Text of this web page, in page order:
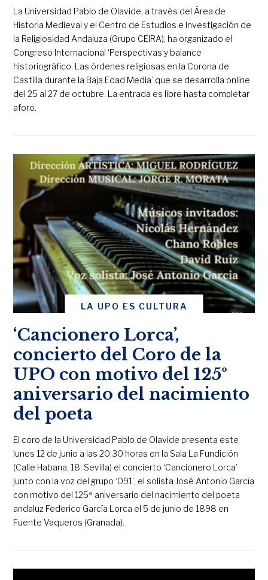
La Universidad Pablo de Olavide, a través del Área de
Historia Medieval y el Centro de Estudios e Investigación de
la Religiosidad Andaluza (Grupo CEIRA), ha organizado el
Congreso Internacional ‘Perspectivas y balance
historiográfico. Las órdenes religiosas en la Corona de
Castilla durante la Baja Edad Media’ que se desarrolla online
del 25 al 27 de octubre. La entrada es libre hasta completar
aforo.
LA UPO ES CULTURA
‘Cancionero Lorca’,
concierto del Coro de la
UPO con motivo del 125º
aniversario del nacimiento
del poeta
El coro de la Universidad Pablo de Olavide presenta este
lunes 12 de junio a las 20:30 horas en la Sala La Fundición
(Calle Habana, 18. Sevilla) el concierto ‘Cancionero Lorca’
junto con la voz del grupo ‘091’, el solista José Antonio García
con motivo del 125º aniversario del nacimiento del poeta
andaluz Federico García Lorca el 5 de junio de 1898 en
Fuente Vaqueros (Granada).